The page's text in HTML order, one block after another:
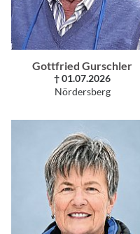
Gottfried Gurschler
† 01.07.2026
Nördersberg